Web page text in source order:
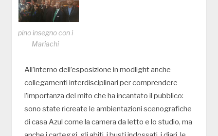
pino insegno con i
Mariachi
All’interno dell’esposizione in modlight anche
collegamenti interdisciplinari per comprendere
l’importanza del mito che ha incantato il pubblico:
sono state ricreate le ambientazioni scenografiche
di casa Azul come la camera da letto e lo studio, ma